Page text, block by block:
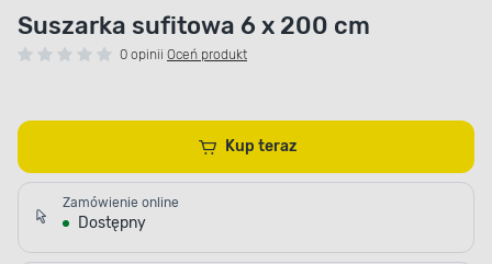
Suszarka sufitowa 6 x 200 cm
0 opinii Oceń produkt
Kup teraz
Zamówienie online
Dostępny